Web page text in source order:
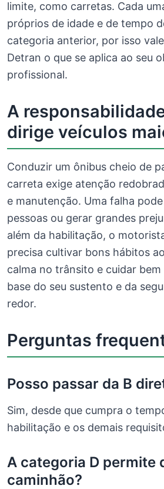
limite, como carretas. Cada
próprios de idade e de tempo
categoria anterior, por isso
Detran o que se aplica ao seu
profissional.
A
dirige veículos
Conduzir um ônibus cheio de
carreta exige atenção
e manutenção. Uma falha
pessoas ou gerar grandes
além da habilitação, o
precisa cultivar bons hábitos
calma no trânsito e cuidar bem
base do seu sustento e da
redor.
Perguntas
Posso passar da B
Sim, desde que cumpra o
habilitação e os demais
A categoria D permite
caminhão?